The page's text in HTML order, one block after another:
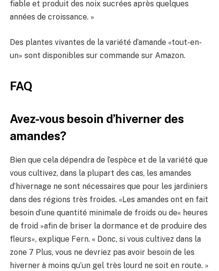
fiable et produit des noix sucrées après quelques
années de croissance. »
Des plantes vivantes de la variété d’amande «tout-en-
un» sont disponibles sur commande sur Amazon.
FAQ
Avez-vous besoin d’hiverner des
amandes?
Bien que cela dépendra de l’espèce et de la variété que
vous cultivez, dans la plupart des cas, les amandes
d’hivernage ne sont nécessaires que pour les jardiniers
dans des régions très froides. «Les amandes ont en fait
besoin d’une quantité minimale de froids ou de« heures
de froid »afin de briser la dormance et de produire des
fleurs», explique Fern. « Donc, si vous cultivez dans la
zone 7 Plus, vous ne devriez pas avoir besoin de les
hiverner à moins qu’un gel très lourd ne soit en route. »